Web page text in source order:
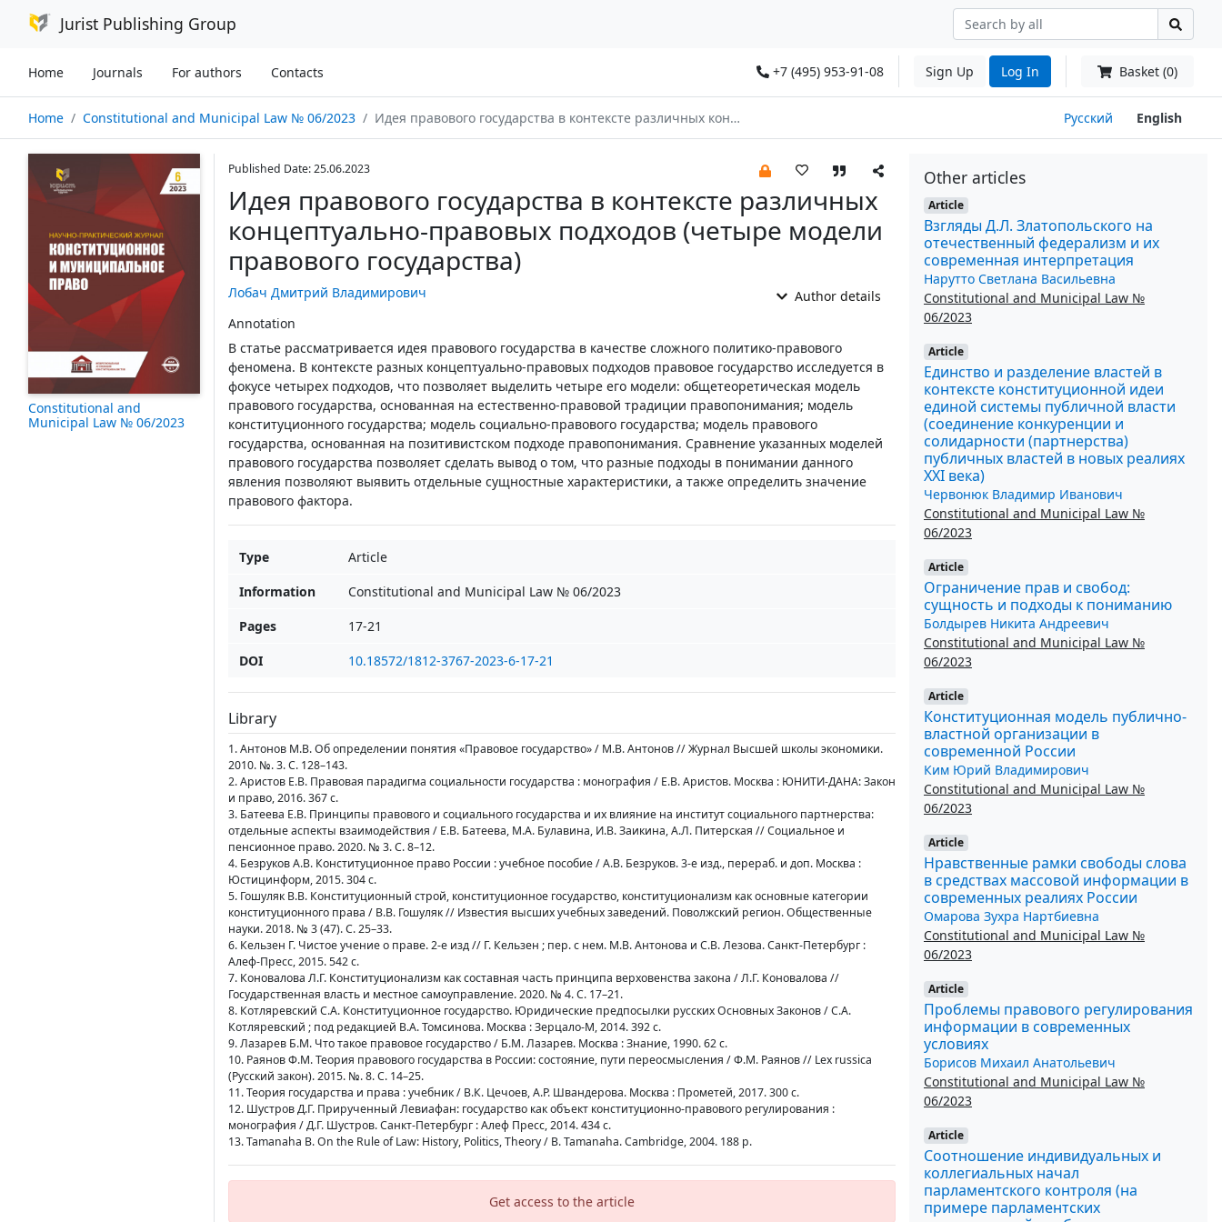
Jurist Publishing Group
Home Journals For authors Contacts +7 (495) 953-91-08 Sign Up Log In Basket (0)
Home Constitutional and Municipal Law № 06/2023 Идея правового государства в контексте различных концептуально-правовых подходов (четыре модели правового государства) Русский English
Constitutional and
Municipal Law № 06/2023
Published Date: 25.06.2023
Идея правового государства в контексте различных
концептуально-правовых подходов (четыре модели
правового государства)
Лобач Дмитрий Владимирович
Author details
Annotation
В статье рассматривается идея правового государства в качестве сложного политико-правового
феномена. В контексте разных концептуально-правовых подходов правовое государство исследуется в
фокусе четырех подходов, что позволяет выделить четыре его модели: общетеоретическая модель
правового государства, основанная на естественно-правовой традиции правопонимания; модель
конституционного государства; модель социально-правового государства; модель правового
государства, основанная на позитивистском подходе правопонимания. Сравнение указанных моделей
правового государства позволяет сделать вывод о том, что разные подходы в понимании данного
явления позволяют выявить отдельные сущностные характеристики, а также определить значение
правового фактора.
Type
Article
Information
Constitutional and Municipal Law № 06/2023
Pages
17-21
DOI
10.18572/1812-3767-2023-6-17-21
Library
1. Антонов М.В. Об определении понятия «Правовое государство» / М.В. Антонов // Журнал Высшей школы экономики.
2010. №. 3. С. 128–143.
2. Аристов Е.В. Правовая парадигма социальности государства : монография / Е.В. Аристов. Москва : ЮНИТИ-ДАНА: Закон
и право, 2016. 367 с.
3. Батеева Е.В. Принципы правового и социального государства и их влияние на институт социального партнерства:
отдельные аспекты взаимодействия / Е.В. Батеева, М.А. Булавина, И.В. Заикина, А.Л. Питерская // Социальное и
пенсионное право. 2020. № 3. С. 8–12.
4. Безруков А.В. Конституционное право России : учебное пособие / А.В. Безруков. 3-е изд., перераб. и доп. Москва :
Юстицинформ, 2015. 304 с.
5. Гошуляк В.В. Конституционный строй, конституционное государство, конституционализм как основные категории
конституционного права / В.В. Гошуляк // Известия высших учебных заведений. Поволжский регион. Общественные
науки. 2018. № 3 (47). С. 25–33.
6. Кельзен Г. Чистое учение о праве. 2-е изд // Г. Кельзен ; пер. с нем. М.В. Антонова и С.В. Лезова. Санкт-Петербург :
Алеф-Пресс, 2015. 542 с.
7. Коновалова Л.Г. Конституционализм как составная часть принципа верховенства закона / Л.Г. Коновалова //
Государственная власть и местное самоуправление. 2020. № 4. С. 17–21.
8. Котляревский С.А. Конституционное государство. Юридические предпосылки русских Основных Законов / С.А.
Котляревский ; под редакцией В.А. Томсинова. Москва : Зерцало-М, 2014. 392 с.
9. Лазарев Б.М. Что такое правовое государство / Б.М. Лазарев. Москва : Знание, 1990. 62 с.
10. Раянов Ф.М. Теория правового государства в России: состояние, пути переосмысления / Ф.М. Раянов // Lex russica
(Русский закон). 2015. №. 8. С. 14–25.
11. Теория государства и права : учебник / В.К. Цечоев, А.Р. Швандерова. Москва : Прометей, 2017. 300 с.
12. Шустров Д.Г. Прирученный Левиафан: государство как объект конституционно-правового регулирования :
монография / Д.Г. Шустров. Санкт-Петербург : Алеф Пресс, 2014. 434 с.
13. Tamanaha B. On the Rule of Law: History, Politics, Theory / B. Tamanaha. Cambridge, 2004. 188 p.
Get access to the article
Other articles
Article
Взгляды Д.Л. Златопольского на
отечественный федерализм и их
современная интерпретация
Нарутто Светлана Васильевна
Constitutional and Municipal Law №
06/2023
Article
Единство и разделение властей в
контексте конституционной идеи
единой системы публичной власти
(соединение конкуренции и
солидарности (партнерства)
публичных властей в новых реалиях
ХХI века)
Червонюк Владимир Иванович
Constitutional and Municipal Law №
06/2023
Article
Ограничение прав и свобод:
сущность и подходы к пониманию
Болдырев Никита Андреевич
Constitutional and Municipal Law №
06/2023
Article
Конституционная модель публично-
властной организации в
современной России
Ким Юрий Владимирович
Constitutional and Municipal Law №
06/2023
Article
Нравственные рамки свободы слова
в средствах массовой информации в
современных реалиях России
Омарова Зухра Нартбиевна
Constitutional and Municipal Law №
06/2023
Article
Проблемы правового регулирования
информации в современных
условиях
Борисов Михаил Анатольевич
Constitutional and Municipal Law №
06/2023
Article
Соотношение индивидуальных и
коллегиальных начал
парламентского контроля (на
примере парламентских